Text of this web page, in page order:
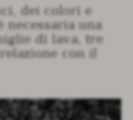
dei colori e
necessaria una
di lava, tre
con il